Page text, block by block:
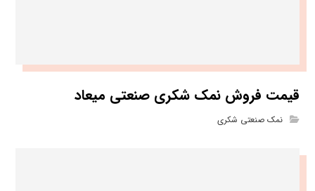
قیمت فروش نمک شکری صنعتی میعاد
نمک صنعتی شکری